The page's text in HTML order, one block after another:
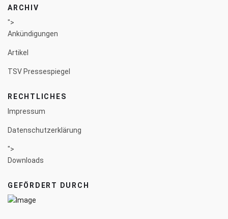
ARCHIV
">
Ankündigungen
Artikel
TSV Pressespiegel
RECHTLICHES
Impressum
Datenschutzerklärung
">
Downloads
GEFÖRDERT DURCH